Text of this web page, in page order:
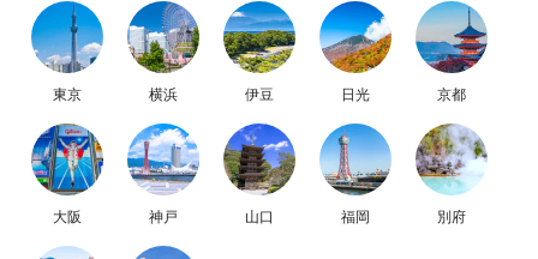
東京 横浜 伊豆 日光 京都
大阪 神戸 山口 福岡 別府